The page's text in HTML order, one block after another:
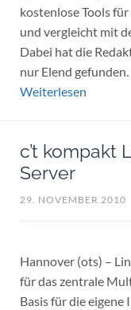
kostenlose Tools
und vergleicht mit
Dabei hat die
nur Elend
Weiterlesen
c’t kompakt
Server
29. NOVEMBER 2010
Hannover (ots) –
für das zentrale
Basis für die eigene